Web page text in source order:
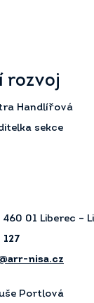
rozvoj
Handlířová
sekce
460 01 Liberec –
127
nisa.cz
Portlová